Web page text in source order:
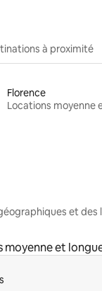
à proximité
Florence
et des
moyenne et